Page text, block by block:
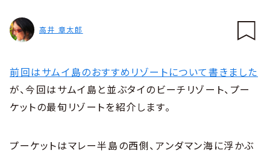
高井 章太郎
前回はサムイ島のおすすめリゾートについて書きました
が、今回はサムイ島と並ぶタイのビーチリゾート、プー
ケットの最旬リゾートを紹介します。
プーケットはマレー半島の西側、アンダマン海に浮かぶ